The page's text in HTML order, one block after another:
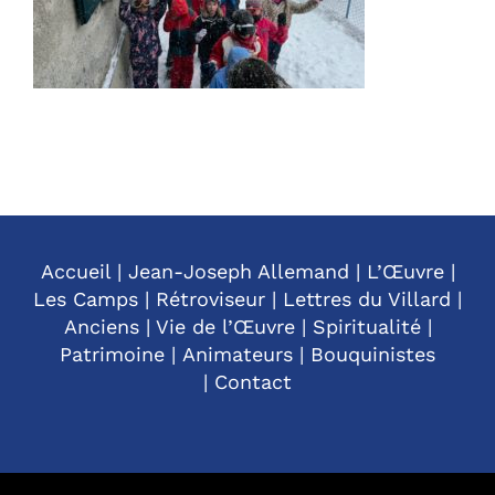
Accueil| Jean-Joseph Allemand | L’Œuvre|
Les Camps | Rétroviseur | Lettres du Villard |
Anciens| Vie de l’Œuvre| Spiritualité|
Patrimoine | Animateurs | Bouquinistes
| Contact